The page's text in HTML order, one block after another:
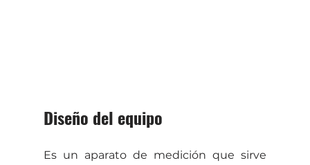
Diseño del equipo
Es un aparato de medición que sirve